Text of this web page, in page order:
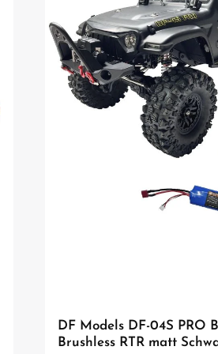
Fahrspaß und sichere Investition. Robuste Technik für Offroad-Einsätze Der
HotStrike überzeugt mit hochwertigen
Stoßdämpfern, Stahl CVD-Kardans,
Lenkservo mit Metallgetriebe. Diese
Performance, präzises Handling und hohe
anspruchsvollen Fahrten. Ideal für Einsteiger mit Anspruch Dieses Modell ist
perfekt für alle, die direkt mit einem
Dank der einfachen Bedienung, der
Leistung eignet sich der HotStrike sowohl
fortgeschrittene Fahrer. Langfristiger Fahrspaß ohne Risiko Ein großer Vorteil:
Für dieses Modell sind alle Ersatzteile
Dadurch kannst du dein Fahrzeug
ein entscheidender Vorteil gegenüber
Brushless Länge: 485 mm Breite: 320 mm
Fernsteuerung LiPo Akku 7,4V 3500 mAh USB
Benutzung unter unmittelbarer Aufsicht von
DF Models DF-04S PRO
Brushless RTR matt